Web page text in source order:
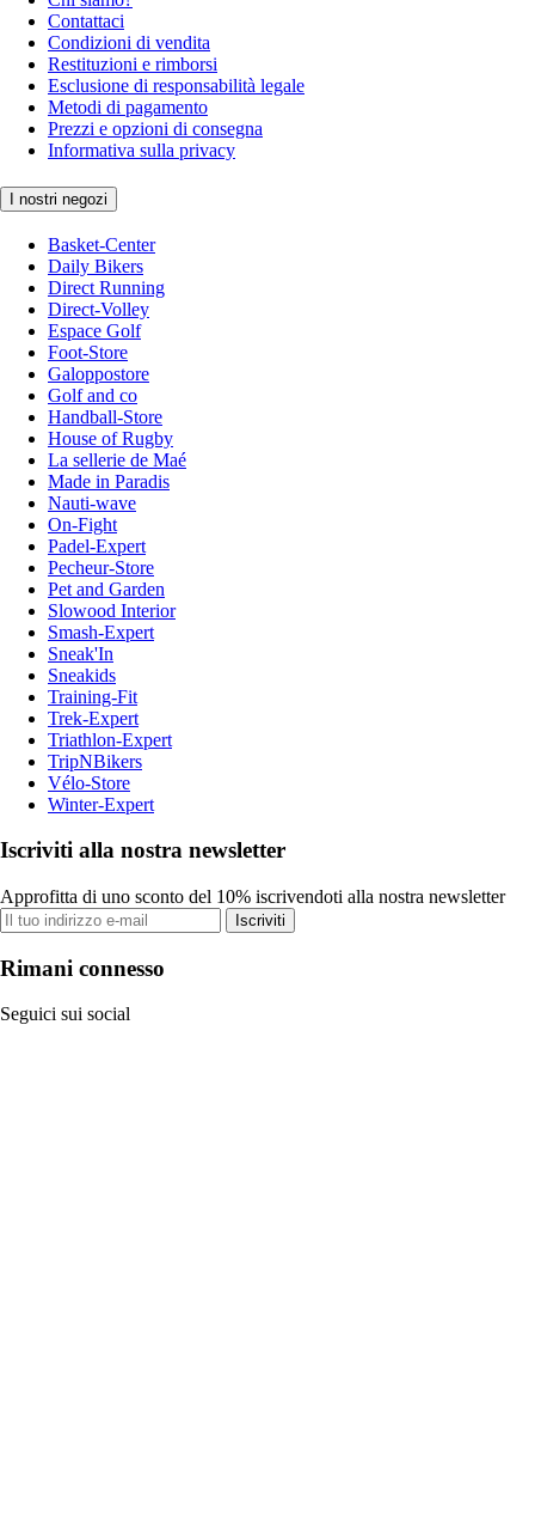
Contattaci
Condizioni di vendita
Restituzioni e rimborsi
Esclusione di responsabilità legale
Metodi di pagamento
Prezzi e opzioni di consegna
Informativa sulla privacy
I nostri negozi
Basket-Center
Daily Bikers
Direct Running
Direct-Volley
Espace Golf
Foot-Store
Galoppostore
Golf and co
Handball-Store
House of Rugby
La sellerie de Maé
Made in Paradis
Nauti-wave
On-Fight
Padel-Expert
Pecheur-Store
Pet and Garden
Slowood Interior
Smash-Expert
Sneak'In
Sneakids
Training-Fit
Trek-Expert
Triathlon-Expert
TripNBikers
Vélo-Store
Winter-Expert
Iscriviti alla nostra newsletter
Approfitta di uno sconto del 10% iscrivendoti alla nostra newsletter
Iscriviti
Rimani connesso
Seguici sui social